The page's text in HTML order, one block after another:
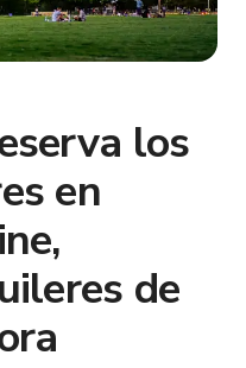
los
en
de